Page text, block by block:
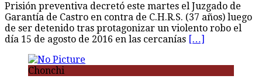
Prisión preventiva decretó este martes el Juzgado de
Garantía de Castro en contra de C.H.R.S. (37 años) luego
de ser detenido tras protagonizar un violento robo el
día 15 de agosto de 2016 en las cercanías […]
Chonchi